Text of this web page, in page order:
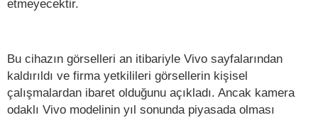
etmeyecektir.
Bu cihazın görselleri an itibariyle Vivo sayfalarından
kaldırıldı ve firma yetkilileri görsellerin kişisel
çalışmalardan ibaret olduğunu açıkladı. Ancak kamera
odaklı Vivo modelinin yıl sonunda piyasada olması